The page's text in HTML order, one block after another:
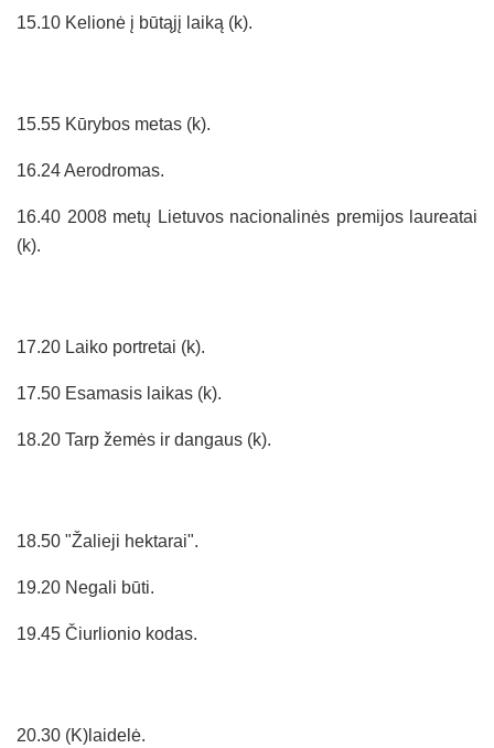
15.10 Kelionė į būtąjį laiką (k).
15.55 Kūrybos metas (k).
16.24 Aerodromas.
16.40 2008 metų Lietuvos nacionalinės premijos laureatai
(k).
17.20 Laiko portretai (k).
17.50 Esamasis laikas (k).
18.20 Tarp žemės ir dangaus (k).
18.50 "Žalieji hektarai".
19.20 Negali būti.
19.45 Čiurlionio kodas.
20.30 (K)laidelė.